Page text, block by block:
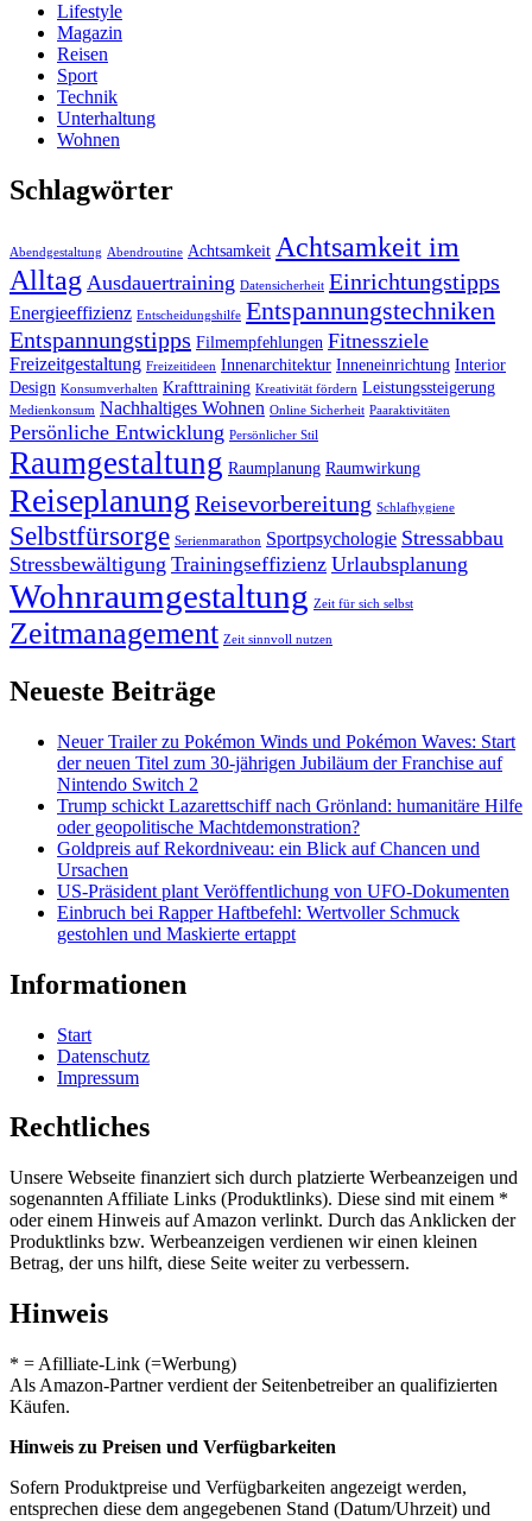
Lifestyle
Magazin
Reisen
Sport
Technik
Unterhaltung
Wohnen
Schlagwörter
Abendgestaltung Abendroutine Achtsamkeit Achtsamkeit im
Alltag Ausdauertraining Datensicherheit Einrichtungstipps
Energieeffizienz Entscheidungshilfe Entspannungstechniken
Entspannungstipps Filmempfehlungen Fitnessziele
Freizeitgestaltung Freizeitideen Innenarchitektur Inneneinrichtung Interior
Design Konsumverhalten Krafttraining Kreativität fördern Leistungssteigerung
Medienkonsum Nachhaltiges Wohnen Online Sicherheit Paaraktivitäten
Persönliche Entwicklung Persönlicher Stil
Raumgestaltung Raumplanung Raumwirkung
Reiseplanung Reisevorbereitung Schlafhygiene
Selbstfürsorge Serienmarathon Sportpsychologie Stressabbau
Stressbewältigung Trainingseffizienz Urlaubsplanung
Wohnraumgestaltung Zeit für sich selbst
Zeitmanagement Zeit sinnvoll nutzen
Neueste Beiträge
Neuer Trailer zu Pokémon Winds und Pokémon Waves: Start
der neuen Titel zum 30-jährigen Jubiläum der Franchise auf
Nintendo Switch 2
Trump schickt Lazarettschiff nach Grönland: humanitäre Hilfe
oder geopolitische Machtdemonstration?
Goldpreis auf Rekordniveau: ein Blick auf Chancen und
Ursachen
US-Präsident plant Veröffentlichung von UFO-Dokumenten
Einbruch bei Rapper Haftbefehl: Wertvoller Schmuck
gestohlen und Maskierte ertappt
Informationen
Start
Datenschutz
Impressum
Rechtliches
Unsere Webseite finanziert sich durch platzierte Werbeanzeigen und
sogenannten Affiliate Links (Produktlinks). Diese sind mit einem *
oder einem Hinweis auf Amazon verlinkt. Durch das Anklicken der
Produktlinks bzw. Werbeanzeigen verdienen wir einen kleinen
Betrag, der uns hilft, diese Seite weiter zu verbessern.
Hinweis
* = Afilliate-Link (=Werbung)
Als Amazon-Partner verdient der Seitenbetreiber an qualifizierten
Käufen.
Hinweis zu Preisen und Verfügbarkeiten
Sofern Produktpreise und Verfügbarkeiten angezeigt werden,
entsprechen diese dem angegebenen Stand (Datum/Uhrzeit) und